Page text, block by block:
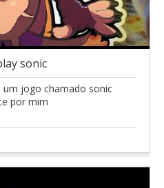
sonic
um jogo chamado sonic
por mim